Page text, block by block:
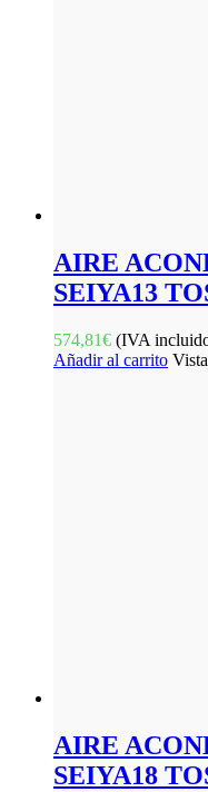
AIRE
SEIYA13
574,81€ (IVA
Añadir al carrito
AIRE
SEIYA18